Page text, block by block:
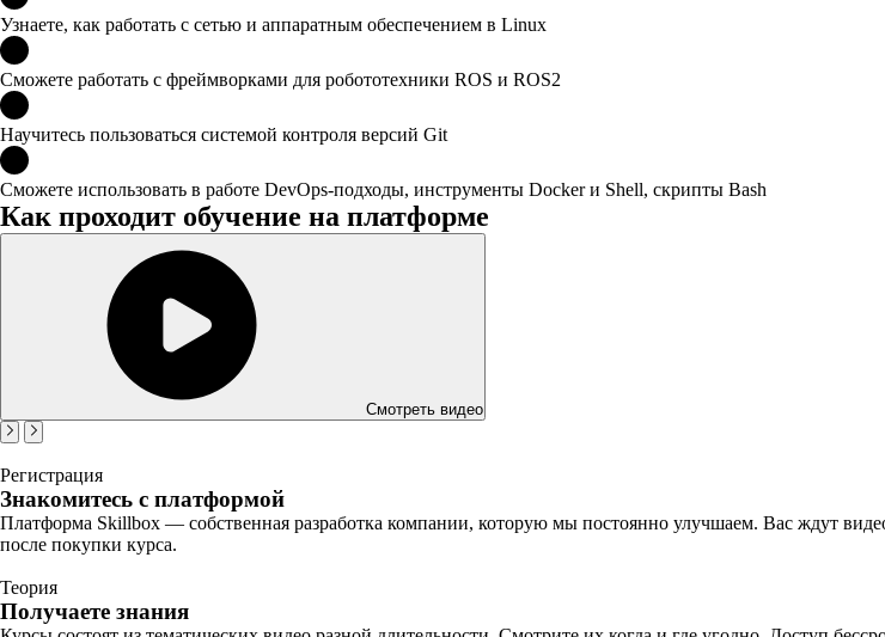
Узнаете, как работать с сетью и аппаратным обеспечением в Linux
Сможете работать с фреймворками для робототехники ROS и ROS2
Научитесь пользоваться системой контроля версий Git
Сможете использовать в работе DevOps-подходы, инструменты Docker и Shell, скрипты Bash
Как проходит обучение на платформе
Смотреть видео
Регистрация
Знакомитесь с платформой
Платформа Skillbox — собственная разработка компании, которую мы постоянно улучшаем. Вас ждут
после покупки курса.
Теория
Получаете знания